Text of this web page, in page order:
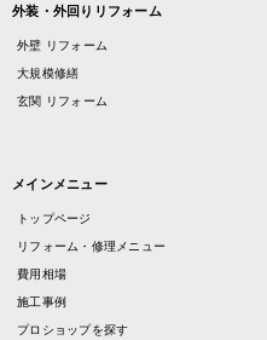
外装・外回りリフォーム
外壁 リフォーム
大規模修繕
玄関 リフォーム
メインメニュー
トップページ
リフォーム・修理メニュー
費用相場
施工事例
プロショップを探す